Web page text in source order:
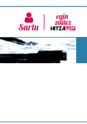
Sartu